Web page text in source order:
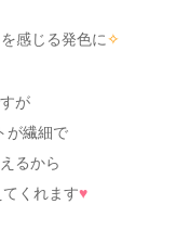
感じる発色に✧
が
が繊細で
るから
くれます♥